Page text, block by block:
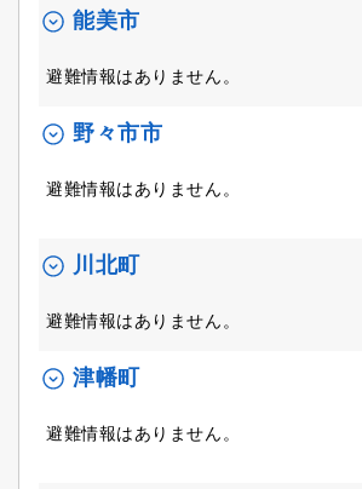
能美市
避難情報はありません。
野々市市
避難情報はありません。
川北町
避難情報はありません。
津幡町
避難情報はありません。